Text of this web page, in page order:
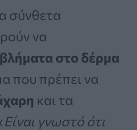
σύνθετα
να
στο δέρμα
που πρέπει να
και τα
Είναι γνωστό ότι